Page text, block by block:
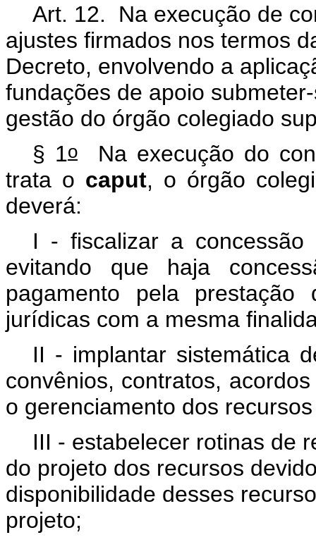
Art. 12. Na execução de
ajustes firmados nos termos
Decreto, envolvendo a
fundações de apoio
gestão do órgão colegiado
§ 1o
Na execução do
trata o caput, o órgão
deverá:
I - fiscalizar a
evitando que haja
pagamento pela
jurídicas com a mesma
II - implantar sistemática
convênios, contratos,
o gerenciamento dos
III - estabelecer rotinas de
do projeto dos recursos
disponibilidade desses
projeto;